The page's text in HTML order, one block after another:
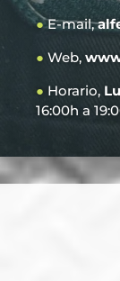
●E-mail,
● Web,
● Horario,
16:00h a